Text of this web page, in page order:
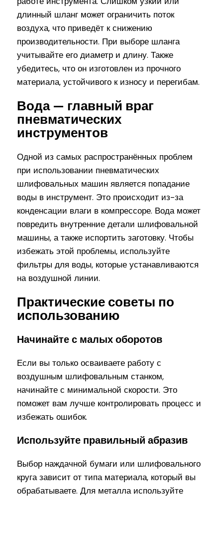
длинный шланг может ограничить поток
воздуха, что приведёт к снижению
производительности. При выборе шланга
учитывайте его диаметр и длину. Также
убедитесь, что он изготовлен из прочного
материала, устойчивого к износу и перегибам.
Вода — главный враг
пневматических
инструментов
Одной из самых распространённых проблем
при использовании пневматических
шлифовальных машин является попадание
воды в инструмент. Это происходит из-за
конденсации влаги в компрессоре. Вода может
повредить внутренние детали шлифовальной
машины, а также испортить заготовку. Чтобы
избежать этой проблемы, используйте
фильтры для воды, которые устанавливаются
на воздушной линии.
Практические советы по
использованию
Начинайте с малых оборотов
Если вы только осваиваете работу с
воздушным шлифовальным станком,
начинайте с минимальной скорости. Это
поможет вам лучше контролировать процесс и
избежать ошибок.
Используйте правильный абразив
Выбор наждачной бумаги или шлифовального
круга зависит от типа материала, который вы
обрабатываете. Для металла используйте